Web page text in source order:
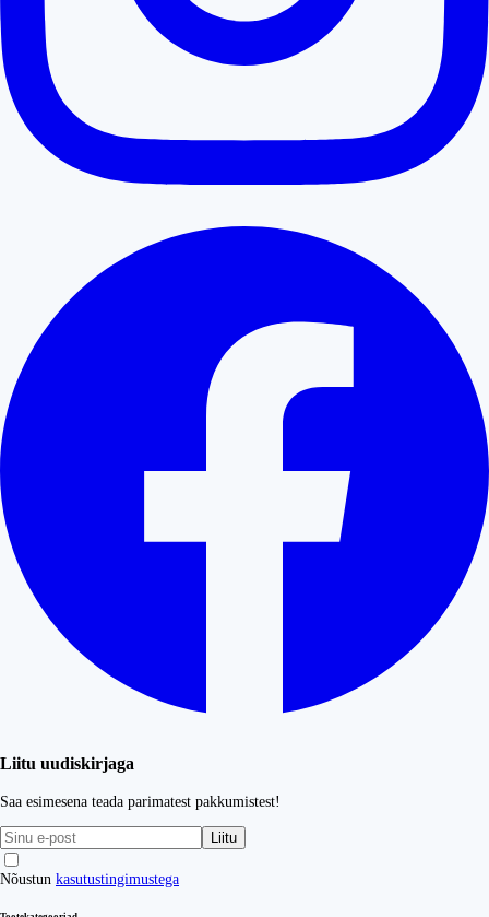
Liitu uudiskirjaga
Saa esimesena teada parimatest pakkumistest!
Liitu
Nõustun kasutustingimustega